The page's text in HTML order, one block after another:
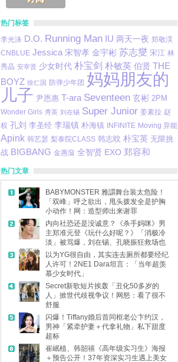
热门标签
李光洙 D.O. Running Man IU 两天一夜 郑敬淏
CNBLUE Jessica 宋智孝 金宇彬 苏志燮 宋江 林
秀晶 安宰贤 少女时代 朴宝剑 朴敏英 伯贤 THE
BOYZ 徐仁国 防弹少年团 妈妈朋友的
儿子 尹恩惠 T-ara Seventeen 玄彬 2PM
Wonder Girls 秀英 刘在锡 Super Junior 姜素拉 赵
权 孔刘 李圣经 李瑞镇 朴海镇 INFINITE Moving 异能
Apink 韩艺瑟 梨泰院CLASS 韩志旼 朴宝英 无限挑
战 BIGBANG 金惠奫 全智贤 EXO 郑容和
热门文章
BABYMONSTER 雅譞舞台装太危险！
「双峰」呼之欲出，甩头拨发全是护胸
小动作！网：造型师出来谢罪
内向社恐还是没诚意？《杀手妈咪》男
主郑准元登《玩什么好呢？》「消极冷
淡」被骂爆，刘在锡、孔晓振狂救场也
带不动
以为YG很自由，其实连去厕所都要经纪
人许可！2NE1 Dara坦言：「当年超羡
慕少女时代」
Secret新歌短片挨轰「丑化50多岁的
人」掀世代歧视争议！网怒：看了很不
舒服
闪爆！Tiffany婚后首同框老公卞约汉，
男神「紧牵护妻＋代拿礼物」私下甜度
超标
崔岷植、韩韶禧《高年级实习生》海报
＋预告公开！37年资深实习生遇上美女